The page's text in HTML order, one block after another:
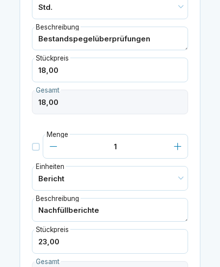
Beschreibung
Stückpreis
Gesamt
Menge
Einheiten
Beschreibung
Stückpreis
Gesamt